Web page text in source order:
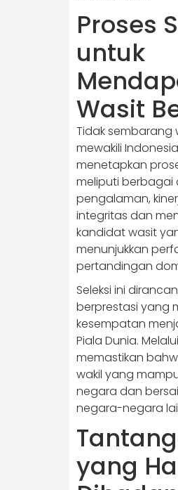
Proses
untuk
Wasit
Tidak sembarang
mewakili
menetapkan
meliputi berbagai
pengalaman,
integritas dan
kandidat wasit
menunjukkan
pertandingan
Seleksi ini
berprestasi yang
kesempatan
Piala Dunia.
memastikan
wakil yang
negara dan
negara-negara
yang